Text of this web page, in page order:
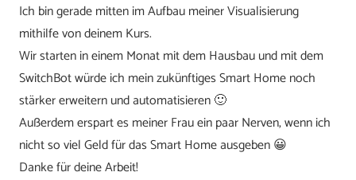
Ich bin gerade mitten im Aufbau meiner Visualisierung
mithilfe von deinem Kurs.
Wir starten in einem Monat mit dem Hausbau und mit dem
SwitchBot würde ich mein zukünftiges Smart Home noch
stärker erweitern und automatisieren 🙂
Außerdem erspart es meiner Frau ein paar Nerven, wenn ich
nicht so viel Geld für das Smart Home ausgeben 😀
Danke für deine Arbeit!